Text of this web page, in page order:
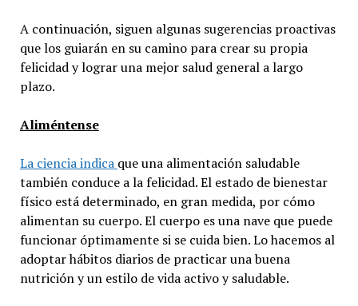
A continuación, siguen algunas sugerencias proactivas
que los guiarán en su camino para crear su propia
felicidad y lograr una mejor salud general a largo
plazo.
Aliméntense
La ciencia indica que una alimentación saludable
también conduce a la felicidad. El estado de bienestar
físico está determinado, en gran medida, por cómo
alimentan su cuerpo. El cuerpo es una nave que puede
funcionar óptimamente si se cuida bien. Lo hacemos al
adoptar hábitos diarios de practicar una buena
nutrición y un estilo de vida activo y saludable.